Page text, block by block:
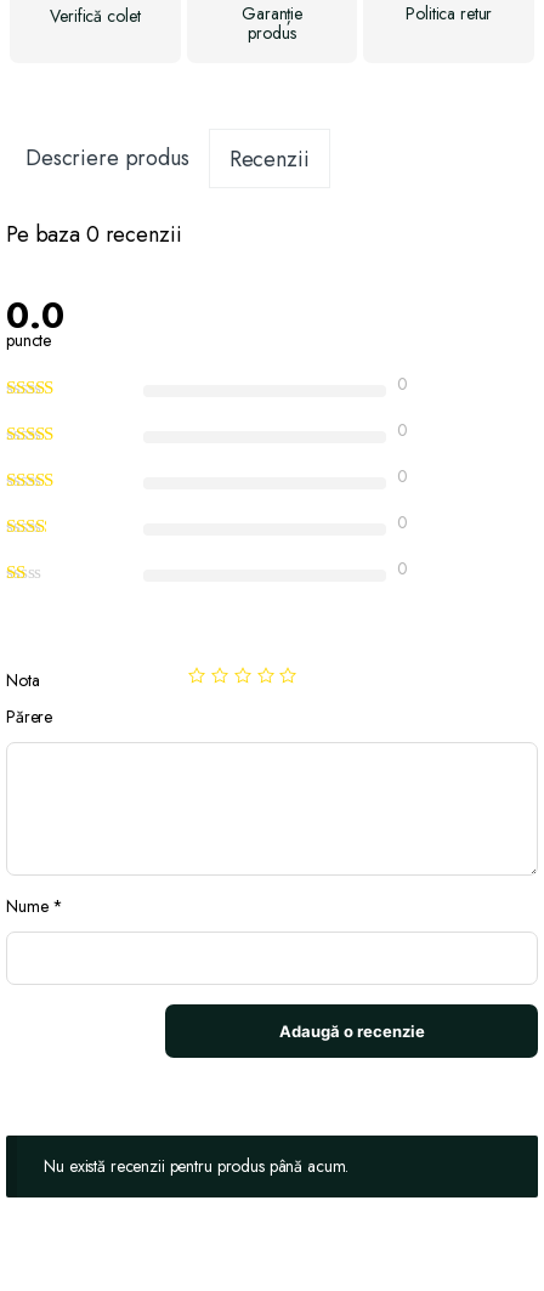
Verificăcolet
Garanție
produs
Politicaretur
Descriere produs Recenzii
Pe baza 0 recenzii
0.0
puncte
0
0
0
0
0
Nota
Părere
Nume *
Nu există recenzii pentru produs până acum.